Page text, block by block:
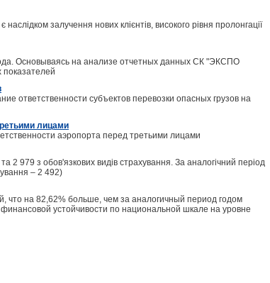
залучення нових клієнтів, високого рівня пролонгації
Основываясь на анализе отчетных данных СК "ЭКСПО
ответственности субъектов перевозки опасных грузов на
лицами
аэропорта перед третьими лицами
2 979 з обов'язкових видів страхування. За аналогічний період
– 2 492)
что на 82,62% больше, чем за аналогичный период годом
устойчивости по национальной шкале на уровне